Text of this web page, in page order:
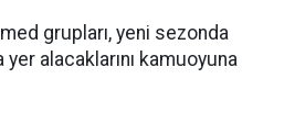
grupları, yeni sezonda
yer alacaklarını kamuoyuna